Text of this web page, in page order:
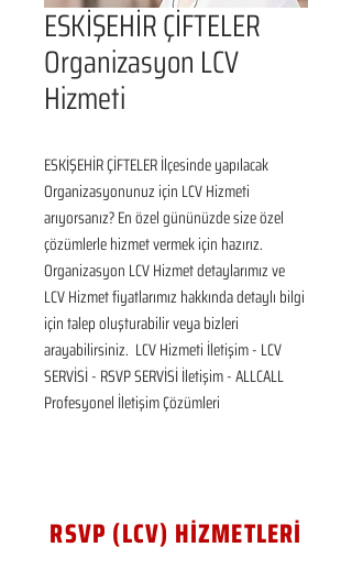
ESKİŞEHİR ÇİFTELER
Organizasyon LCV
Hizmeti
ESKİŞEHİR ÇİFTELER İlçesinde yapılacak
Organizasyonunuz için LCV Hizmeti
arıyorsanız? En özel gününüzde size özel
çözümlerle hizmet vermek için hazırız.
Organizasyon LCV Hizmet detaylarımız ve
LCV Hizmet fiyatlarımız hakkında detaylı bilgi
için talep oluşturabilir veya bizleri
arayabilirsiniz.  LCV Hizmeti İletişim - LCV
SERVİSİ - RSVP SERVİSİ İletişim - ALLCALL
Profesyonel İletişim Çözümleri
RSVP (LCV) HİZMETLERİ